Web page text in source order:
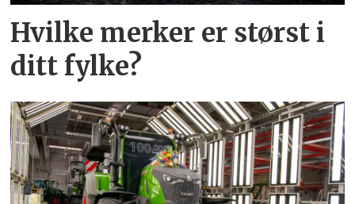
Hvilke merker er størst i
ditt fylke?